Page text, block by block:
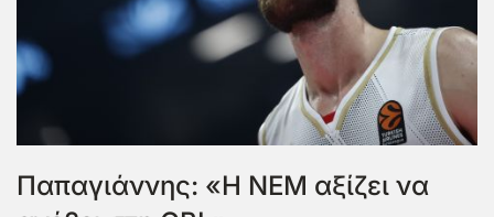
Παπαγιάννης: «Η ΝΕΜ αξίζει να